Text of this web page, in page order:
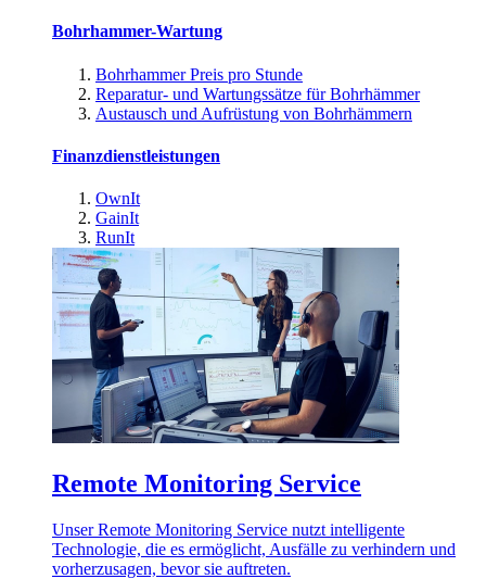
Bohrhammer-Wartung
Bohrhammer Preis pro Stunde
Reparatur- und Wartungssätze für Bohrhämmer
Austausch und Aufrüstung von Bohrhämmern
Finanzdienstleistungen
OwnIt
GainIt
RunIt
Remote Monitoring Service
Unser Remote Monitoring Service nutzt intelligente
Technologie, die es ermöglicht, Ausfälle zu verhindern und
vorherzusagen, bevor sie auftreten.